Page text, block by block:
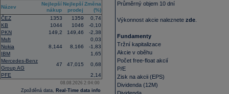
Název
Nejlepší
nákup
Nejlepší
prodej
Změna
(%)
ČEZ
1353 1359
0,74
KB
1044 1046
-0,10
PKN
149,2 149,46
-2,38
Msft
0,03
Nokia
8,144 8,166
-1,83
IBM
1,65
Mercedes-Benz
Group AG
47 47,015
0,68
PFE
2,14
08.08.2026 2:04:00
Zpožděná data, Real-Time data info
Průměrný objem 10 dní
Výkonnost akcie naleznete zde
Fundamenty
Tržní kapitalizace
Akcie v oběhu
Počet free-float akcií
P/E
Zisk na akcii (EPS)
Dividenda (12M)